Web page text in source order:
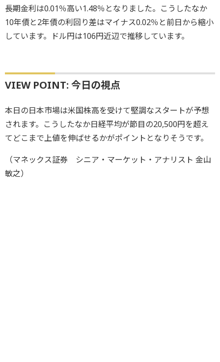
長期金利は0.01％高い1.48％となりました。こうしたなか
10年債と2年債の利回り差はマイナス0.02％と前日から縮小
しています。ドル円は106円近辺で推移しています。
VIEW POINT: 今日の視点
本日の日本市場は米国株高を受けて堅調なスタートが予想
されます。こうしたなか日経平均が節目の20,500円を超え
てどこまで上値を伸ばせるかがポイントとなりそうです。
（マネックス証券 シニア・マーケット・アナリスト 金山
敏之）